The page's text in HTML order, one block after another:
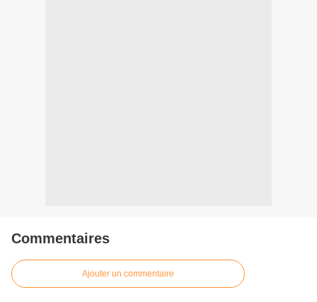
Commentaires
Ajouter un commentaire